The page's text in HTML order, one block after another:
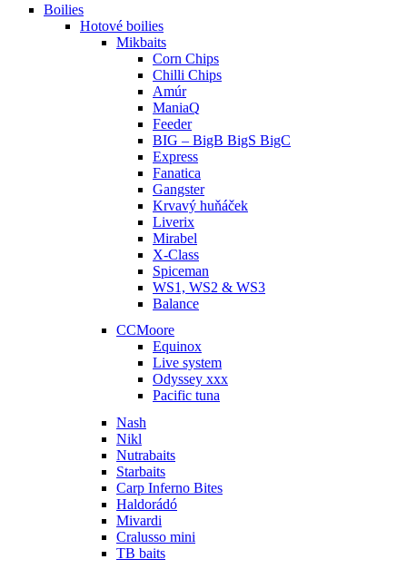
Boilies
Hotové boilies
Mikbaits
Corn Chips
Chilli Chips
Amúr
ManiaQ
Feeder
BIG – BigB BigS BigC
Express
Fanatica
Gangster
Krvavý huňáček
Liverix
Mirabel
X-Class
Spiceman
WS1, WS2 & WS3
Balance
CCMoore
Equinox
Live system
Odyssey xxx
Pacific tuna
Nash
Nikl
Nutrabaits
Starbaits
Carp Inferno Bites
Haldorádó
Mivardi
Cralusso mini
TB baits